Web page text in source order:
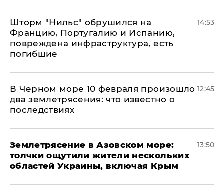
Шторм "Нильс" обрушился на
Францию, Португалию и Испанию,
повреждена инфраструктура, есть
погибшие
14:53
В Черном море 10 февраля произошло
два землетрясения: что известно о
последствиях
12:45
Землетрясение в Азовском море:
толчки ощутили жители нескольких
областей Украины, включая Крым
13:50